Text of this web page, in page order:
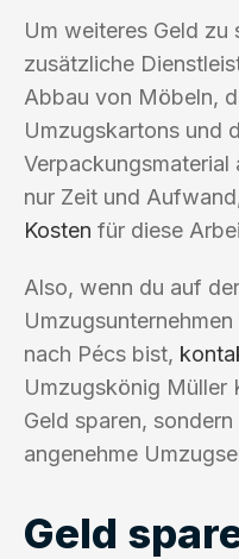
Um weiteres Geld zu
zusätzliche
Abbau von Möbeln,
Umzugskartons und
nur Zeit und
Kosten für diese
Also, wenn du auf
nach Pécs bist,
Umzugskönig Müller
Geld sparen,
angenehme
Geld